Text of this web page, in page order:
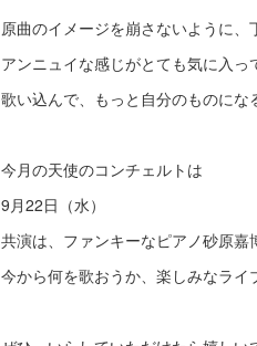
原曲のイメージを崩さないように
アンニュイな感じがとても気に入っ
歌い込んで、もっと自分のものに
今月の天使のコンチェルトは
9月22日（水）
共演は、ファンキーなピアノ砂原
今から何を歌おうか、楽しみなライ